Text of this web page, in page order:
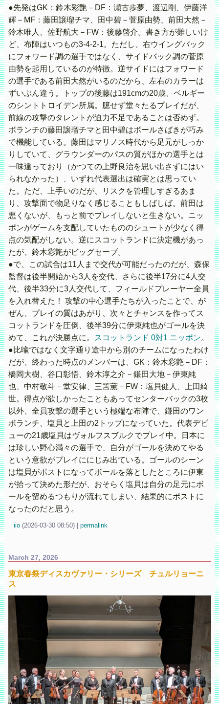
●先発はGK：鈴木彩艶－DF：瀬古歩夢、渡辺剛、伊藤洋
輝－MF：藤田譲瑠チマ、田中碧－菅原由勢、前田大然－
鈴木唯人、佐野航大－FW：後藤啓介。書き方が難しいけ
ど、布陣はいつもの3-4-2-1。ただし、右ウイングバック
にフォワード調の選手ではなく、サイドバック調の菅原
由勢を起用しているのが特徴。逆サイドにはフォワード
の選手である前田大然がいるのだから、左右のカラーは
ずいぶん違う。トップの後藤は191cmの20歳、ベルギー
のシントトロイデン所属。臆せず堂々たるプレイだが、
前線の攻撃のタレントが迫力不足であることは否めず。
ボランチの藤田譲瑠チマと田中碧はボールさばきが巧み
で機能している。藤田はマリノス時代から足元がしっか
りしていて、グラウンダーのパスの質がほかの選手とは
一味違っており（かつての上野良治を思い出さずにはい
られなかった）、いずれ代表選出は確実とは思ってい
た。ただ、上手いのだが、リスクを管理しすぎるあま
り、攻撃面で物足りなく感じることもしばしば。前田は
悪くないが、もっと前でプレイしないと生きない。ニッ
ポンがゲームを支配していたもののシュートが少なく得
点の気配がしない。逆にスコットランドに決定機があっ
たが、鈴木彩艶がビッグセーブ。
●で、この試合は11人まで交代が可能だったのだが、森保
監督は後半開始から3人を交代、さらに後半17分に4人交
代、後半33分に3人交代して、フィールドプレーヤー全員
を入れ替えた！ 攻撃の中心選手たちが入ったことで、が
ぜん、プレイの質はあがり、次々とチャンスを作ってス
コットランドを圧倒、後半39分に伊東純也がゴールを決
めて、これが決勝点に。
スコットランド 0対1 ニッポン。
●比喩ではなく文字通り途中から別のチームになったわけ
だが、終わった時点のメンバーは、GK：鈴木彩艶－DF：
橋岡大樹、谷口彰悟、鈴木淳之介－鎌田大地－伊東純
也、中村敬斗－堂安律、三笘薫－FW：塩貝健人、上田綺
世。得点が欲しかったこともあってセンターバックの3枚
以外、全員攻撃の選手という極端な布陣で、鎌田のワン
ボランチ、塩貝と上田の2トップになっていた。代表デビ
ューの21歳塩貝はヴォルフスブルクでプレイ中。日本に
は珍しい野心満々の選手で、自分がゴールを決めてやる
という意欲がプレイににじみ出ている。ゴールのシーン
は塩貝がポストになってボールを落としたところに伊東
が拾って決めた形だが、おそらく塩貝は自分の足元にボ
ールを留めるつもりが流れてしまい、結果的にポストに
なったのだと思う。
iio (2026-03-30 08:50) permalink
March 27, 2026
東京春祭ディスカヴァリー・シリーズ チュルリョーニ
ス